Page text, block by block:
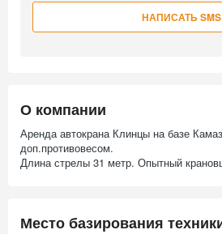
НАПИСАТЬ SMS
О компании
Аренда автокрана Клинцы на базе
доп.противовесом.
Длина стрелы 31 метр. Опытный
Место базирования